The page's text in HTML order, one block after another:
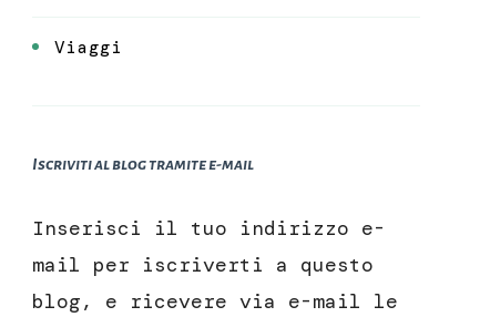
Viaggi
Iscriviti al blog tramite e-mail
Inserisci il tuo indirizzo e-
mail per iscriverti a questo
blog, e ricevere via e-mail le